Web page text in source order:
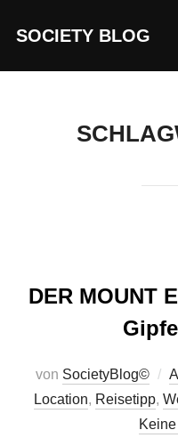
InhaltSOCIETY BLOG
DER MOUNT
von SocietyBlog©
Location, Reisetipp,